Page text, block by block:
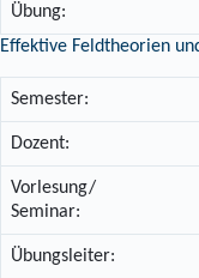
Übung:
Effektive Feldtheorien
Semester:
Dozent:
Vorlesung/
Seminar:
Übungsleiter: